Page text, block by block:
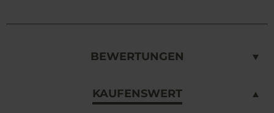
BEWERTUNGEN
KAUFENSWERT